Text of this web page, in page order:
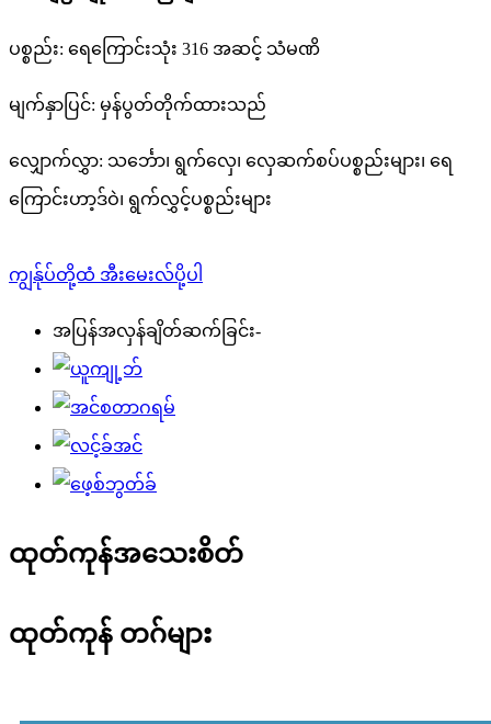
ပစ္စည်း: ရေကြောင်းသုံး 316 အဆင့် သံမဏိ
မျက်နှာပြင်: မှန်ပွတ်တိုက်ထားသည်
လျှောက်လွှာ: သင်္ဘော၊ ရွက်လှေ၊ လှေဆက်စပ်ပစ္စည်းများ၊ ရေ
ကြောင်းဟာ့ဒ်ဝဲ၊ ရွက်လွှင့်ပစ္စည်းများ
ကျွန်ုပ်တို့ထံ အီးမေးလ်ပို့ပါ
အပြန်အလှန်ချိတ်ဆက်ခြင်း-
ထုတ်ကုန်အသေးစိတ်
ထုတ်ကုန် တဂ်များ